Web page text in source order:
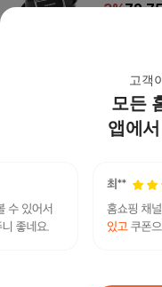
고객
모든
앱에
3%
여자 더
123,000
모르간